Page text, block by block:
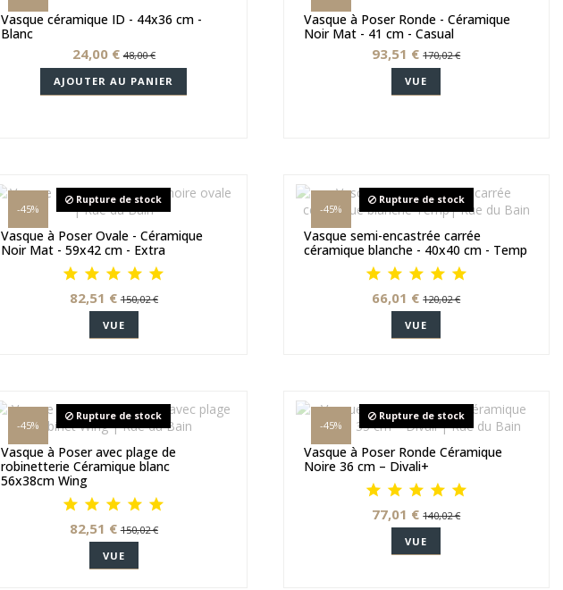
Vasque céramique ID - 44x36 cm -
Blanc
24,00 €48,00 €
AJOUTER AU PANIER
Vasque à Poser Ronde - Céramique
Noir Mat - 41 cm - Casual
93,51 €170,02 €
VUE
-45%
Rupture de stock
Vasque à Poser Ovale - Céramique
Noir Mat - 59x42 cm - Extra
82,51 €150,02 €
VUE
-45%
Rupture de stock
Vasque semi-encastrée carrée
céramique blanche - 40x40 cm - Temp
66,01 €120,02 €
VUE
-45%
Rupture de stock
Vasque à Poser avec plage de
robinetterie Céramique blanc
56x38cm Wing
82,51 €150,02 €
VUE
-45%
Rupture de stock
Vasque à Poser Ronde Céramique
Noire 36 cm – Divali+
77,01 €140,02 €
VUE